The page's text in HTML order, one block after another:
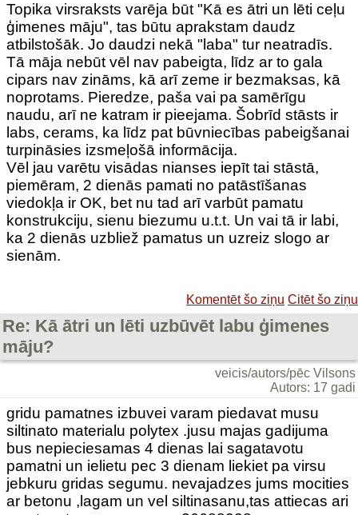
Topika virsraksts varēja būt "Kā es ātri un lēti ceļu
ģimenes māju", tas būtu aprakstam daudz
atbilstošāk. Jo daudzi nekā "laba" tur neatradīs.
Tā māja nebūt vēl nav pabeigta, līdz ar to gala
cipars nav zināms, kā arī zeme ir bezmaksas, kā
noprotams. Pieredze, paša vai pa samērīgu
naudu, arī ne katram ir pieejama. Šobrīd stāsts ir
labs, cerams, ka līdz pat būvniecības pabeigšanai
turpināsies izsmeļošā informācija.
Vēl jau varētu visādas nianses iepīt tai stāstā,
piemēram, 2 dienās pamati no patāstīšanas
viedokļa ir OK, bet nu tad arī varbūt pamatu
konstrukciju, sienu biezumu u.t.t. Un vai tā ir labi,
ka 2 dienās uzbliež pamatus un uzreiz slogo ar
sienām.
Komentēt šo ziņu Citēt šo ziņu
Re: Kā ātri un lēti uzbūvēt labu ģimenes
māju?
veicis/autors/pēc Vilsons
Autors: 17 gadi
gridu pamatnes izbuvei varam piedavat musu
siltinato materialu polytex .jusu majas gadijuma
bus nepieciesamas 4 dienas lai sagatavotu
pamatni un ielietu pec 3 dienam liekiet pa virsu
jebkuru gridas segumu. nevajadzes jums mocities
ar betonu ,lagam un vel siltinasanu,tas attiecas ari